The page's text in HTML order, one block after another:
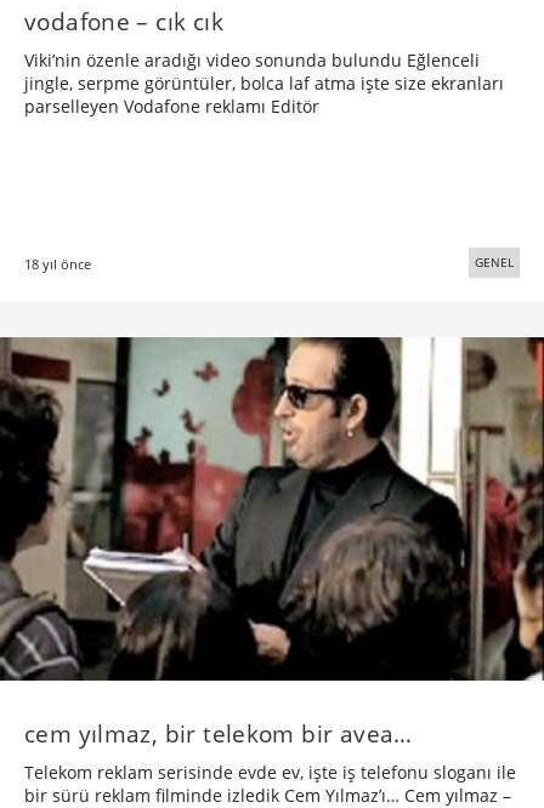
vodafone – cık cık
Viki’nin özenle aradığı video sonunda bulundu Eğlenceli
jingle, serpme görüntüler, bolca laf atma işte size ekranları
parselleyen Vodafone reklamı Editör
18 yıl önce GENEL
cem yılmaz, bir telekom bir avea…
Telekom reklam serisinde evde ev, işte iş telefonu sloganı ile
bir sürü reklam filminde izledik Cem Yılmaz’ı… Cem yılmaz –